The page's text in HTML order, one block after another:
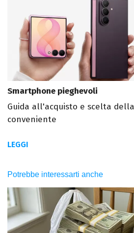
Smartphone pieghevoli
Guida all'acquisto e scelta
conveniente
LEGGI